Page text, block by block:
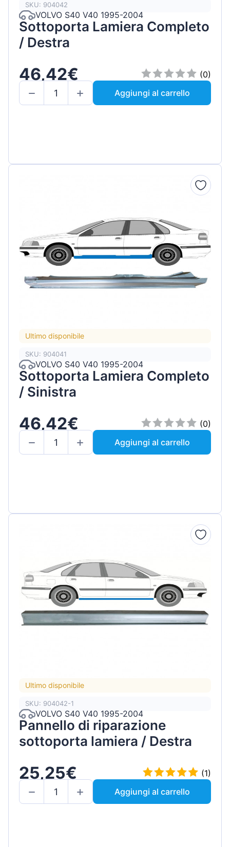
SKU: 904042
VOLVO S40 V40 1995-2004
Sottoporta Lamiera Completo
/ Destra
46,42€
(0)
Aggiungi al carrello
Ultimo disponibile
SKU: 904041
VOLVO S40 V40 1995-2004
Sottoporta Lamiera Completo
/ Sinistra
46,42€
(0)
Aggiungi al carrello
Ultimo disponibile
SKU: 904042-1
VOLVO S40 V40 1995-2004
Pannello di riparazione
sottoporta lamiera / Destra
25,25€
(1)
Aggiungi al carrello